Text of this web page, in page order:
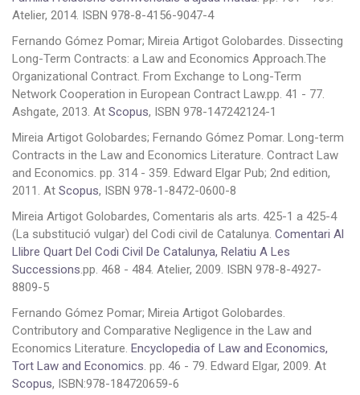
Atelier, 2014. ISBN 978-8-4156-9047-4
Fernando Gómez Pomar; Mireia Artigot Golobardes. Dissecting
Long-Term Contracts: a Law and Economics Approach.The
Organizational Contract. From Exchange to Long-Term
Network Cooperation in European Contract Law.pp. 41 - 77.
Ashgate, 2013. At Scopus, ISBN 978-147242124-1
Mireia Artigot Golobardes; Fernando Gómez Pomar. Long-term
Contracts in the Law and Economics Literature. Contract Law
and Economics. pp. 314 - 359. Edward Elgar Pub; 2nd edition,
2011. At Scopus, ISBN 978-1-8472-0600-8
Mireia Artigot Golobardes, Comentaris als arts. 425-1 a 425-4
(La substitució vulgar) del Codi civil de Catalunya. Comentari Al
Llibre Quart Del Codi Civil De Catalunya, Relatiu A Les
Successions.pp. 468 - 484. Atelier, 2009. ISBN 978-8-4927-
8809-5
Fernando Gómez Pomar; Mireia Artigot Golobardes.
Contributory and Comparative Negligence in the Law and
Economics Literature. Encyclopedia of Law and Economics,
Tort Law and Economics. pp. 46 - 79. Edward Elgar, 2009. At
Scopus, ISBN:978-184720659-6